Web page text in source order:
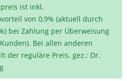
ist inkl.
von 0,9% (aktuell durch
bei Zahlung per Überweisung
Bei allen anderen
der reguläre Preis. gez.: Dr.